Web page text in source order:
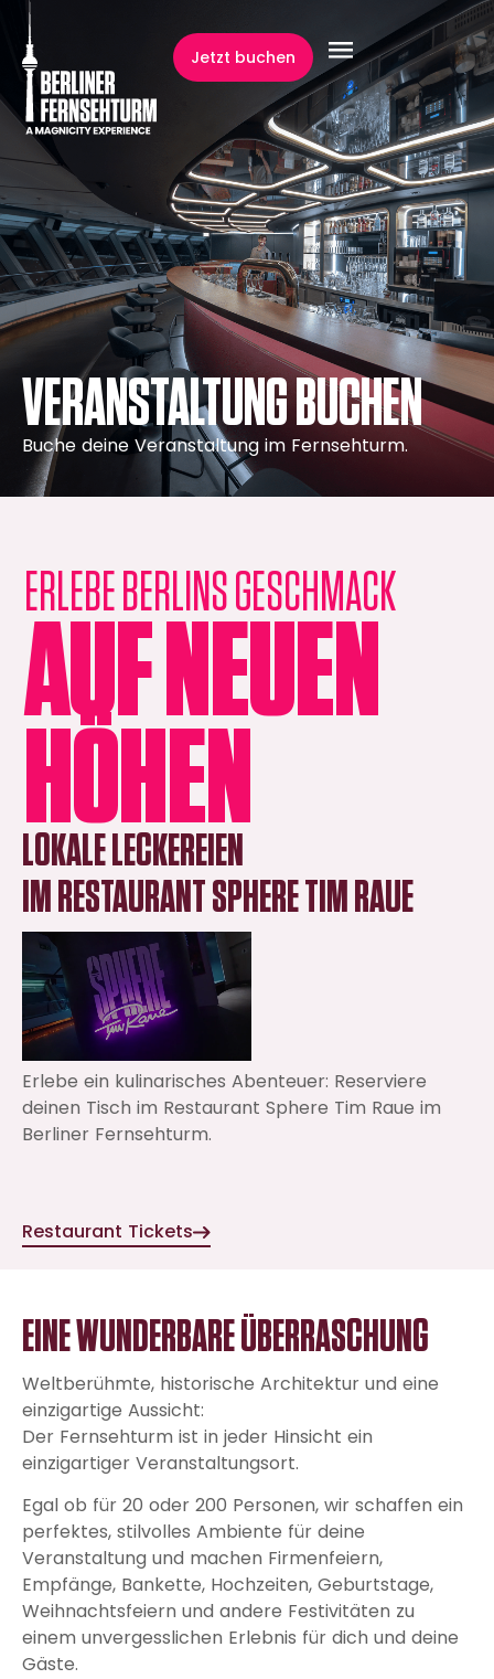
springen
Jetzt buchen
VERANSTALTUNG BUCHEN
Buche deine Veranstaltung im Fernsehturm.
LOKALE LECKEREIEN
IM RESTAURANT SPHERE TIM RAUE
Erlebe ein kulinarisches Abenteuer: Reserviere
deinen Tisch im Restaurant Sphere Tim Raue im
Berliner Fernsehturm.
Restaurant Tickets
ERLEBE BERLINS GESCHMACK
AUF NEUEN
HÖHEN
EINE WUNDERBARE ÜBERRASCHUNG
Weltberühmte, historische Architektur und eine
einzigartige Aussicht:
Der Fernsehturm ist in jeder Hinsicht ein
einzigartiger Veranstaltungsort.
Egal ob für 20 oder 200 Personen, wir schaffen ein
perfektes, stilvolles Ambiente für deine
Veranstaltung und machen Firmenfeiern,
Empfänge, Bankette, Hochzeiten, Geburtstage,
Weihnachtsfeiern und andere Festivitäten zu
einem unvergesslichen Erlebnis für dich und deine
Gäste.